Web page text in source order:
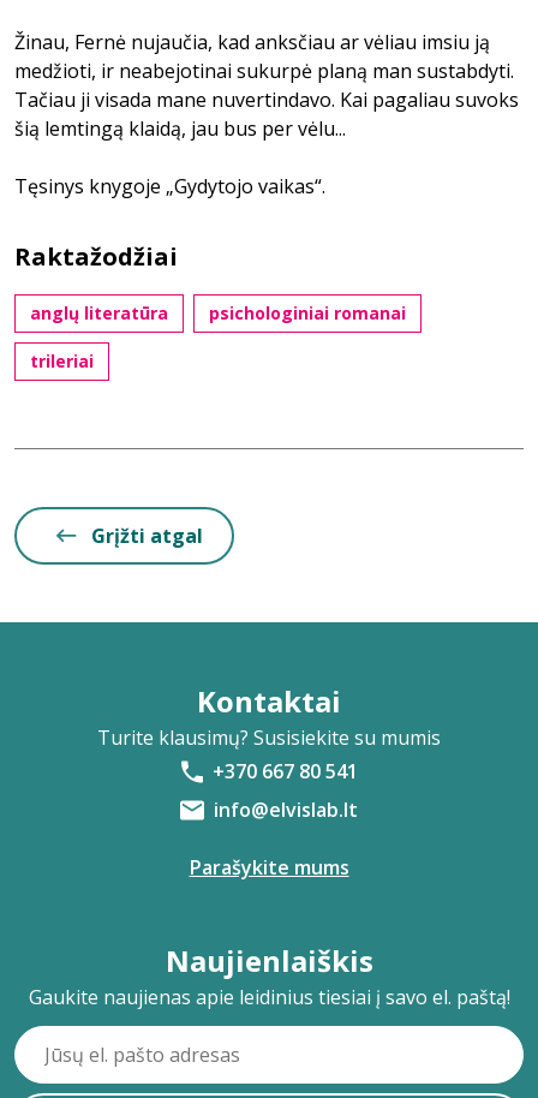
Žinau, Fernė nujaučia, kad anksčiau ar vėliau imsiu ją
medžioti, ir neabejotinai sukurpė planą man sustabdyti.
Tačiau ji visada mane nuvertindavo. Kai pagaliau suvoks
šią lemtingą klaidą, jau bus per vėlu...
Tęsinys knygoje „Gydytojo vaikas“.
Raktažodžiai
anglų literatūra psichologiniai romanai
trileriai
Grįžti atgal
Kontaktai
Turite klausimų? Susisiekite su mumis
+370 667 80 541
info@elvislab.lt
Parašykite mums
Naujienlaiškis
Gaukite naujienas apie leidinius tiesiai į savo el. paštą!